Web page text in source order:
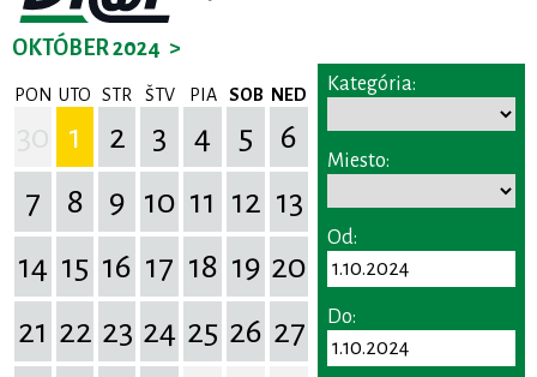
OKTÓBER 2024 >
PON UTO STR ŠTV PIA SOB NED
1 2 3 4 5
6
7
8 9 10 11 12 13
14 15 16 17 18 19 20
21 22 23 24 25 26 27
Kategória:
Miesto:
Od:
Do: